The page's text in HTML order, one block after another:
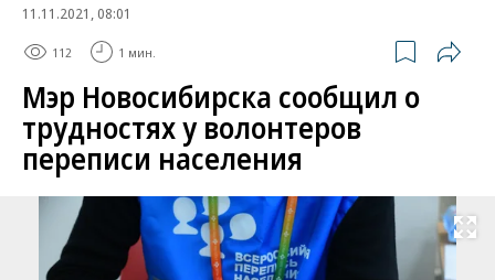
11.11.2021, 08:01
112 1 мин.
Мэр Новосибирска сообщил о
трудностях у волонтеров
переписи населения
Развернуть